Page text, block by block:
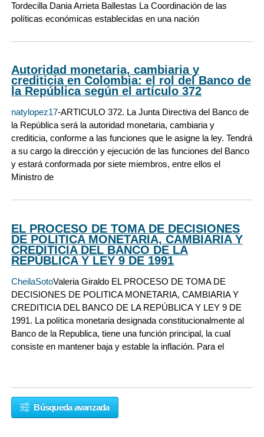
Tordecilla Dania Arrieta Ballestas La Coordinación de las
políticas económicas establecidas en una nación
Autoridad monetaria, cambiaria y
crediticia en Colombia: el rol del Banco de
la República según el artículo 372
natylopez17-ARTICULO 372. La Junta Directiva del Banco de
la República será la autoridad monetaria, cambiaria y
crediticia, conforme a las funciones que le asigne la ley. Tendrá
a su cargo la dirección y ejecución de las funciones del Banco
y estará conformada por siete miembros, entre ellos el
Ministro de
EL PROCESO DE TOMA DE DECISIONES
DE POLITICA MONETARIA, CAMBIARIA Y
CREDITICIA DEL BANCO DE LA
REPÚBLICA Y LEY 9 DE 1991
CheilaSotoValeria Giraldo EL PROCESO DE TOMA DE
DECISIONES DE POLITICA MONETARIA, CAMBIARIA Y
CREDITICIA DEL BANCO DE LA REPÚBLICA Y LEY 9 DE
1991. La política monetaria designada constitucionalmente al
Banco de la Republica, tiene una función principal, la cual
consiste en mantener baja y estable la inflación. Para el
Búsqueda avanzada